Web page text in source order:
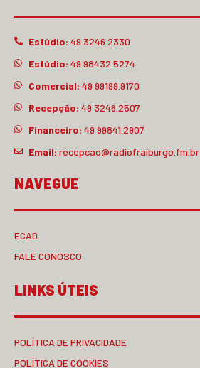
Estúdio: 49 3246.2330
Estúdio: 49 98432.5274
Comercial: 49 99199.9170
Recepção: 49 3246.2507
Financeiro: 49 99841.2907
Email: recepcao@radiofraiburgo.fm.br
NAVEGUE
ECAD
FALE CONOSCO
LINKS ÚTEIS
POLÍTICA DE PRIVACIDADE
POLÍTICA DE COOKIES